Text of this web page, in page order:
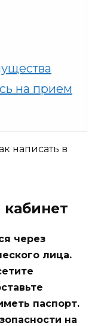
на прием
написать в
через
лица.
паспорт.
на